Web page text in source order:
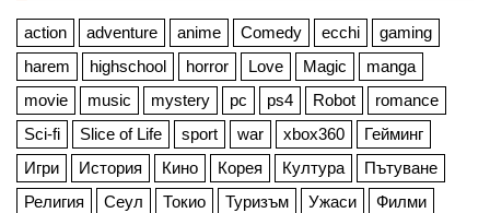
action adventure anime Comedy ecchi
gaming
harem
highschool horror Love Magic
manga
movie
music mystery pc ps4 Robot
romance
Sci-fi
Slice of Life sport war xbox360
Гейминг
Игри
История Кино Корея Култура
Пътуване
Религия
Сеул Токио Туризъм Ужаси Филми